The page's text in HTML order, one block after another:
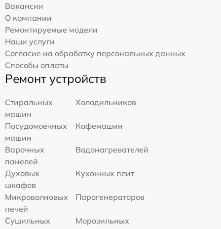
Вакансии
О компании
Ремонтируемые модели
Наши услуги
Согласие на обработку персональных данных
Способы оплаты
Ремонт устройств
Стиральных
машин
Холодильников
Посудомоечных
машин
Кофемашин
Варочных
панелей
Водонагревателей
Духовых
шкафов
Кухонных плит
Микроволновых
печей
Парогенераторов
Сушильных
Морозильных